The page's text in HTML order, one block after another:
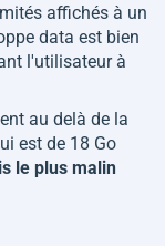
affichés à un
data est bien
l'utilisateur à
au delà de la
est de 18 Go
le plus malin